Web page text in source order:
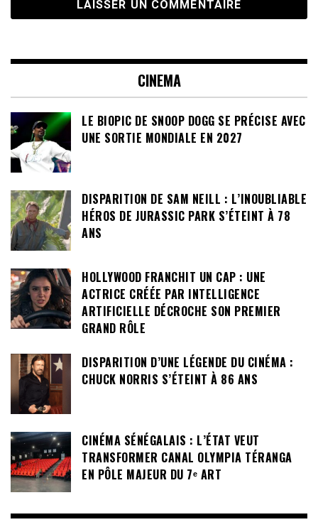
CINEMA
LE BIOPIC DE SNOOP DOGG SE PRÉCISE AVEC
UNE SORTIE MONDIALE EN 2027
DISPARITION DE SAM NEILL : L’INOUBLIABLE
HÉROS DE JURASSIC PARK S’ÉTEINT À 78
ANS
HOLLYWOOD FRANCHIT UN CAP : UNE
ACTRICE CRÉÉE PAR INTELLIGENCE
ARTIFICIELLE DÉCROCHE SON PREMIER
GRAND RÔLE
DISPARITION D’UNE LÉGENDE DU CINÉMA :
CHUCK NORRIS S’ÉTEINT À 86 ANS
CINÉMA SÉNÉGALAIS : L’ÉTAT VEUT
TRANSFORMER CANAL OLYMPIA TÉRANGA
EN PÔLE MAJEUR DU 7ᵉ ART